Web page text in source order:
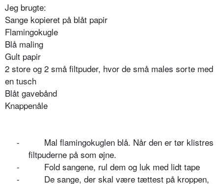
Jeg brugte:
Sange kopieret på blåt papir
Flamingokugle
Blå maling
Gult papir
2 store og 2 små filtpuder, hvor de små males sorte med
en tusch
Blåt gavebånd
Knappenåle
-
Mal flamingokuglen blå. Når den er tør klistres
filtpuderne på som øjne.
-
Fold sangene, rul dem og luk med lidt tape
-
De sange, der skal være tættest på kroppen,